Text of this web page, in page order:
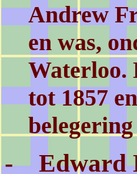
Andrew
en was,
Waterloo.
tot 1857
- Edward